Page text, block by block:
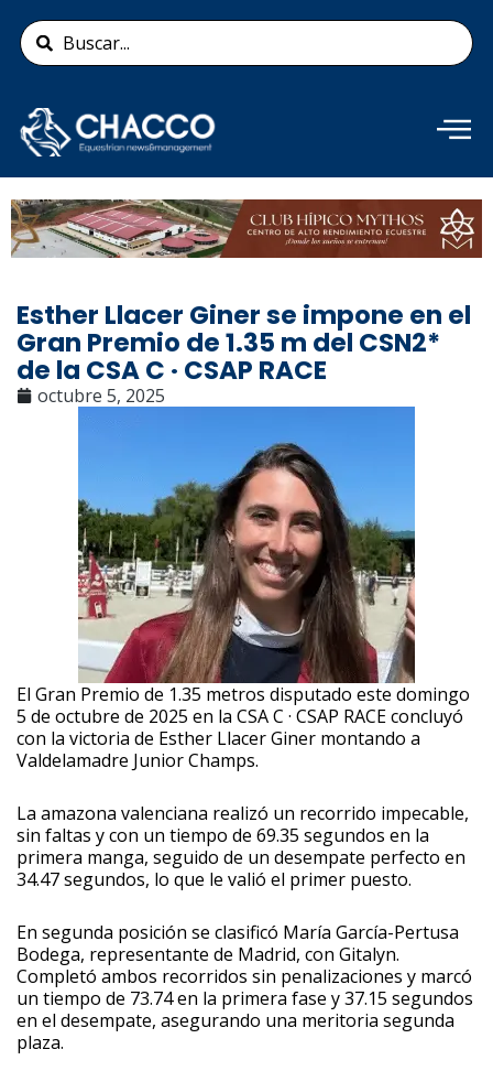
contenido
Search
...
Añade aquí tu texto de
cabecera
Esther Llacer Giner se impone en el
Gran Premio de 1.35 m del CSN2*
de la CSA C · CSAP RACE
octubre 5, 2025
El Gran Premio de 1.35 metros disputado este domingo
5 de octubre de 2025 en la CSA C · CSAP RACE concluyó
con la victoria de Esther Llacer Giner montando a
Valdelamadre Junior Champs.
La amazona valenciana realizó un recorrido impecable,
sin faltas y con un tiempo de 69.35 segundos en la
primera manga, seguido de un desempate perfecto en
34.47 segundos, lo que le valió el primer puesto.
En segunda posición se clasificó María García-Pertusa
Bodega, representante de Madrid, con Gitalyn.
Completó ambos recorridos sin penalizaciones y marcó
un tiempo de 73.74 en la primera fase y 37.15 segundos
en el desempate, asegurando una meritoria segunda
plaza.